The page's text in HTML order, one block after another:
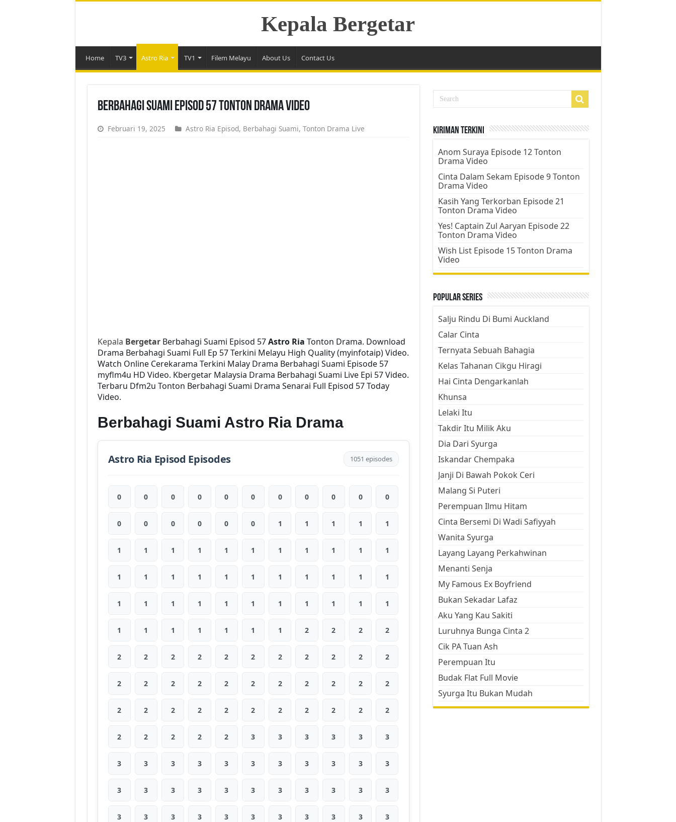
Kepala Bergetar
Home TV3 Astro Ria TV1 Filem Melayu About Us Contact Us
Berbahagi Suami Episod 57 Tonton Drama Video
Februari 19, 2025 Astro Ria Episod, Berbahagi Suami, Tonton Drama Live
Kepala BergetarBerbahagi Suami Episod 57Astro Ria Tonton Drama. Download
Drama Berbahagi Suami Full Ep 57 Terkini Melayu High Quality (myinfotaip) Video.
Watch Online Cerekarama Terkini Malay Drama Berbahagi Suami Episode 57
myflm4u HD Video. Kbergetar Malaysia Drama Berbahagi Suami Live Epi 57 Video.
Terbaru Dfm2u Tonton Berbahagi Suami Drama Senarai Full Episod 57 Today
Video.
Berbahagi Suami Astro Ria Drama
Astro Ria Episod Episodes 1051 episodes
0 0 0 0 0 0 0 0 0 0 0
0 0 0 0 0 0 1 1 1 1 1
1 1 1 1 1 1 1 1 1 1 1
1 1 1 1 1 1 1 1 1 1 1
1 1 1 1 1 1 1 1 1 1 1
1 1 1 1 1 1 1 2 2 2 2
2 2 2 2 2 2 2 2 2 2 2
2 2 2 2 2 2 2 2 2 2 2
2 2 2 2 2 2 2 2 2 2 2
2 2 2 2 2 3 3 3 3 3 3
3 3 3 3 3 3 3 3 3 3 3
3 3 3 3 3 3 3 3 3 3 3
3 3 3 3 3 3 3 3 3 3 3
Kiriman Terkini
Anom Suraya Episode 12 Tonton
Drama Video
Cinta Dalam Sekam Episode 9 Tonton
Drama Video
Kasih Yang Terkorban Episode 21
Tonton Drama Video
Yes! Captain Zul Aaryan Episode 22
Tonton Drama Video
Wish List Episode 15 Tonton Drama
Video
Popular Series
Salju Rindu Di Bumi Auckland
Calar Cinta
Ternyata Sebuah Bahagia
Kelas Tahanan Cikgu Hiragi
Hai Cinta Dengarkanlah
Khunsa
Lelaki Itu
Takdir Itu Milik Aku
Dia Dari Syurga
Iskandar Chempaka
Janji Di Bawah Pokok Ceri
Malang Si Puteri
Perempuan Ilmu Hitam
Cinta Bersemi Di Wadi Safiyyah
Wanita Syurga
Layang Layang Perkahwinan
Menanti Senja
My Famous Ex Boyfriend
Bukan Sekadar Lafaz
Aku Yang Kau Sakiti
Luruhnya Bunga Cinta 2
Cik PA Tuan Ash
Perempuan Itu
Budak Flat Full Movie
Syurga Itu Bukan Mudah